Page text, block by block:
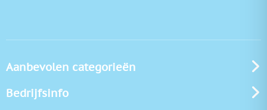
Aanbevolen categorieën
Bedrijfsinfo